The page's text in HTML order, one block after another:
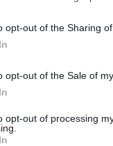
opt-out of the Sharing
opt-out of the Sale of
opt-out of processing